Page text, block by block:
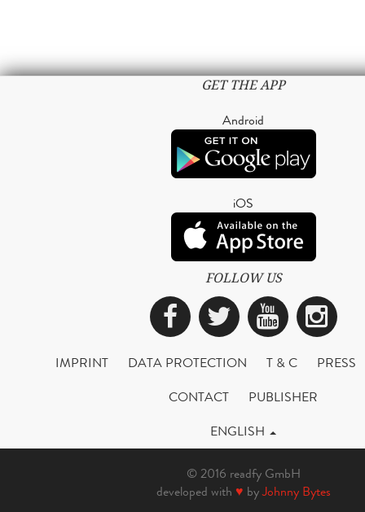
GET THE APP
Android
iOS
FOLLOW US
Facebook
Twitter
IMPRINT DATA PROTECTION T & C
PRESS
CONTACT
PUBLISHER
ENGLISH
© 2016 readfy GmbH
developed with ♥ byJohnny Bytes